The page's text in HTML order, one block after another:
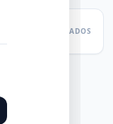
RESULTADOS